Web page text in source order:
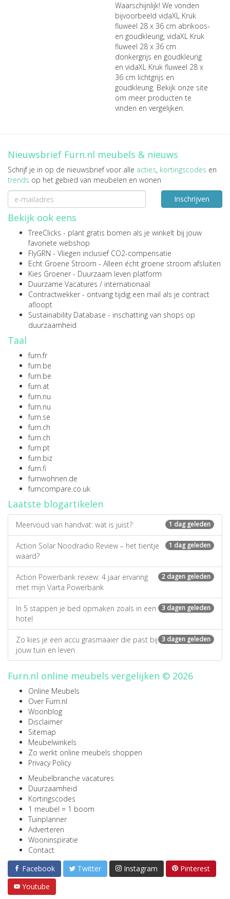
Waarschijnlijk! We vonden
bijvoorbeeld vidaXL Kruk
fluweel 28 x 36 cm abrikoos-
en goudkleurig, vidaXL Kruk
fluweel 28 x 36 cm
donkergrijs en goudkleurig
en vidaXL Kruk fluweel 28 x
36 cm lichtgrijs en
goudkleurig. Bekijk onze site
om meer producten te
vinden en vergelijken.
Nieuwsbrief Furn.nl meubels & nieuws
Schrijf je in op de nieuwsbrief voor alle acties, kortingscodes en
trends op het gebied van meubelen en wonen
Inschrijven
Bekijk ook eens
TreeClicks - plant gratis bomen als je winkelt bij jouw
favoriete webshop
FlyGRN - Vliegen inclusief CO2-compensatie
Echt Groene Stroom - Alleen écht groene stroom afsluiten
Kies Groener - Duurzaam leven platform
Duurzame Vacatures / internationaal
Contractwekker - ontvang tijdig een mail als je contract
afloopt
Sustainability Database - inschatting van shops op
duurzaamheid
Taal
furn.fr
furn.be
furn.be
furn.at
furn.nu
furn.nu
furn.se
furn.ch
furn.ch
furn.pt
furn.biz
furn.fi
furnwohnen.de
furncompare.co.uk
Laatste blogartikelen
1 dag geleden
Meervoud van handvat: wat is juist?
1 dag geleden
Action Solar Noodradio Review – het tientje
waard?
2 dagen geleden
Action Powerbank review: 4 jaar ervaring
met mijn Varta Powerbank
3 dagen geleden
In 5 stappen je bed opmaken zoals in een
hotel
3 dagen geleden
Zo kies je een accu grasmaaier die past bij
jouw tuin en leven
Furn.nl online meubels vergelijken © 2026
Online Meubels
Over Furn.nl
Woonblog
Disclaimer
Sitemap
Meubelwinkels
Zo werkt online meubels shoppen
Privacy Policy
Meubelbranche vacatures
Duurzaamheid
Kortingscodes
1 meubel = 1 boom
Tuinplanner
Adverteren
Wooninspiratie
Contact
Facebook
Twitter Instagram
Pinterest
Youtube